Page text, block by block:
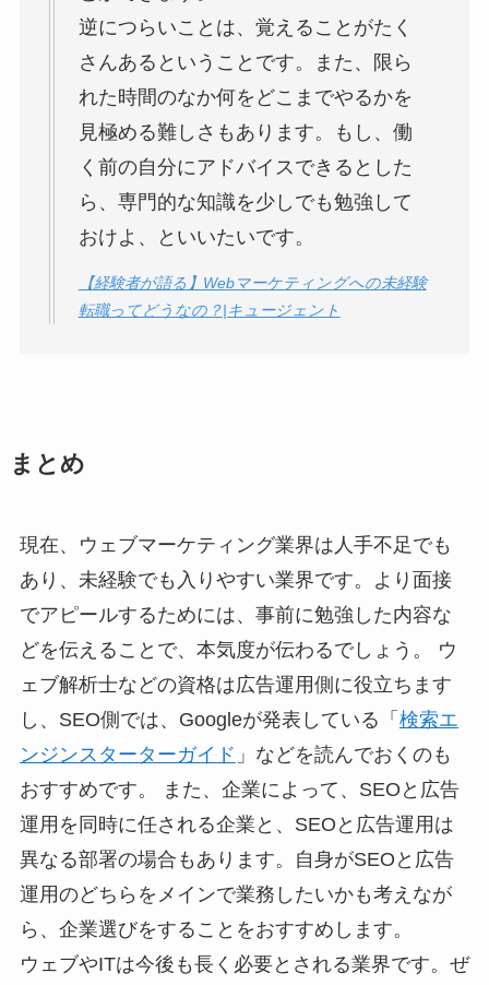
逆につらいことは、覚えることがたく
さんあるということです。また、限ら
れた時間のなか何をどこまでやるかを
見極める難しさもあります。もし、働
く前の自分にアドバイスできるとした
ら、専門的な知識を少しでも勉強して
おけよ、といいたいです。
【経験者が語る】Webマーケティングへの未経験
転職ってどうなの？|キュージェント
まとめ
現在、ウェブマーケティング業界は人手不足でも
あり、未経験でも入りやすい業界です。より面接
でアピールするためには、事前に勉強した内容な
どを伝えることで、本気度が伝わるでしょう。 ウ
ェブ解析士などの資格は広告運用側に役立ちます
し、SEO側では、Googleが発表している「 検索エ
ンジンスターターガイド 」などを読んでおくのも
おすすめです。 また、企業によって、SEOと広告
運用を同時に任される企業と、SEOと広告運用は
異なる部署の場合もあります。自身がSEOと広告
運用のどちらをメインで業務したいかも考えなが
ら、企業選びをすることをおすすめします。
ウェブやITは今後も長く必要とされる業界です。ぜ